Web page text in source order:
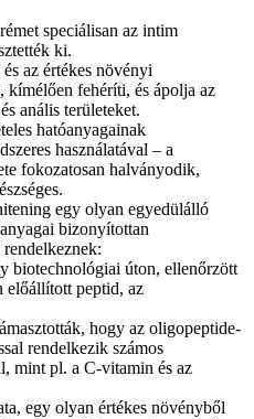
speciálisan az intim
ki.
az értékes növényi
kímélően fehéríti, és ápolja az
anális területeket.
hatóanyagainak
használatával – a
fokozatosan halványodik,
egy olyan egyedülálló
bizonyítottan
biotechnológiai úton, ellenőrzött
előállított peptid, az
hogy az oligopeptide-
rendelkezik számos
mint pl. a C-vitamin és az
egy olyan értékes növényből